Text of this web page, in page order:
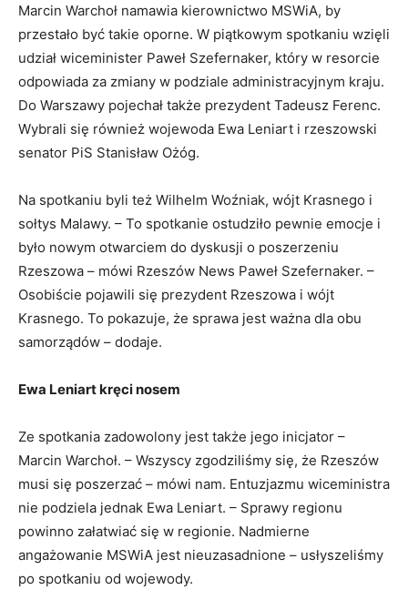
Marcin Warchoł namawia kierownictwo MSWiA, by
przestało być takie oporne. W piątkowym spotkaniu wzięli
udział wiceminister Paweł Szefernaker, który w resorcie
odpowiada za zmiany w podziale administracyjnym kraju.
Do Warszawy pojechał także prezydent Tadeusz Ferenc.
Wybrali się również wojewoda Ewa Leniart i rzeszowski
senator PiS Stanisław Ożóg.
Na spotkaniu byli też Wilhelm Woźniak, wójt Krasnego i
sołtys Malawy. – To spotkanie ostudziło pewnie emocje i
było nowym otwarciem do dyskusji o poszerzeniu
Rzeszowa – mówi Rzeszów News Paweł Szefernaker. –
Osobiście pojawili się prezydent Rzeszowa i wójt
Krasnego. To pokazuje, że sprawa jest ważna dla obu
samorządów – dodaje.
Ewa Leniart kręci nosem
Ze spotkania zadowolony jest także jego inicjator –
Marcin Warchoł. – Wszyscy zgodziliśmy się, że Rzeszów
musi się poszerzać – mówi nam. Entuzjazmu wiceministra
nie podziela jednak Ewa Leniart. – Sprawy regionu
powinno załatwiać się w regionie. Nadmierne
angażowanie MSWiA jest nieuzasadnione – usłyszeliśmy
po spotkaniu od wojewody.